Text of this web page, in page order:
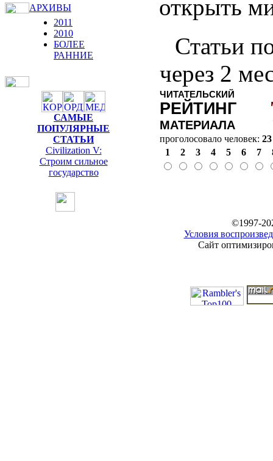
АРХИВЫ
2011
2010
БОЛЕЕ
РАННИЕ
САМЫЕ
ПОПУЛЯРНЫЕ
СТАТЬИ
Civilization V:
Строим сильное
государство
открыть
Статьи
через 2
ЧИТАТЕЛЬСКИЙ
РЕЙТИНГ
МАТЕРИАЛА
проголосовало человек: 23
1
2 3 4 5 6 7
©1997-
Условия
Сайт